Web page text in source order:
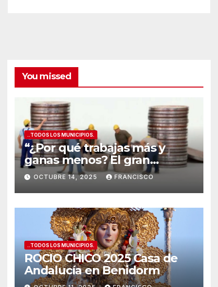
You missed
..TODOS LOS MUNICIPIOS.
“¿Por qué trabajas más y
ganas menos? El gran
secreto de los salarios
españoles
OCTUBRE 14, 2025 FRANCISCO
..TODOS LOS MUNICIPIOS.
ROCIO CHICO 2025 Casa de
Andalucía en Benidorm